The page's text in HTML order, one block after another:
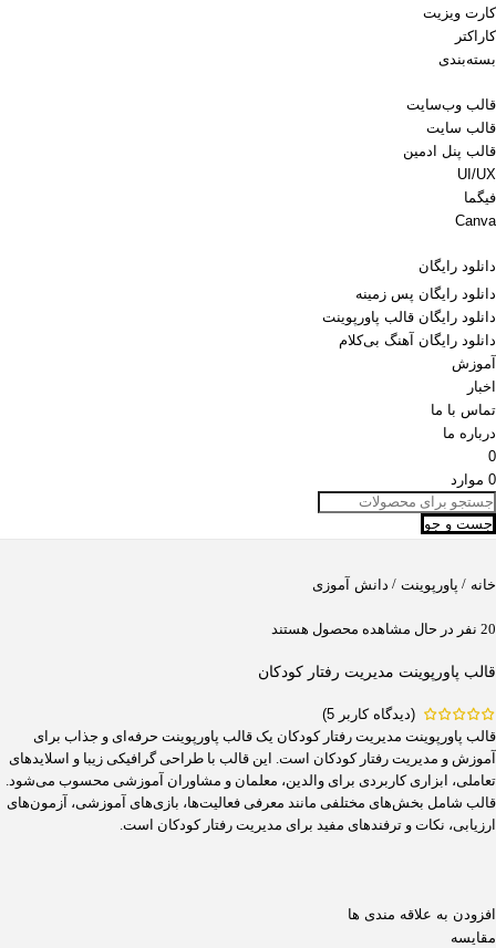
کارت ویزیت
کاراکتر
بسته‌بندی
قالب وب‌سایت
قالب‌ سایت
قالب پنل ادمین
UI/UX
فیگما
Canva
دانلود رایگان
دانلود رایگان پس زمینه
دانلود رایگان قالب‌ پاورپوینت
دانلود رایگان آهنگ بی‌کلام
آموزش
اخبار
تماس با ما
درباره ما
0
0 موارد
جست و جو
خانه / پاورپوینت / دانش آموزی
20 نفر در حال مشاهده محصول هستند
قالب پاورپوینت مدیریت رفتار کودکان
(دیدگاه کاربر 5
)
قالب پاورپوینت مدیریت رفتار کودکان یک قالب پاورپوینت حرفه‌ای و جذاب برای
آموزش و مدیریت رفتار کودکان است. این قالب با طراحی گرافیکی زیبا و اسلایدهای
تعاملی، ابزاری کاربردی برای والدین، معلمان و مشاوران آموزشی محسوب می‌شود.
قالب شامل بخش‌های مختلفی مانند معرفی فعالیت‌ها، بازی‌های آموزشی، آزمون‌های
ارزیابی، نکات و ترفندهای مفید برای مدیریت رفتار کودکان است.
افزودن به علاقه مندی ها
مقایسه